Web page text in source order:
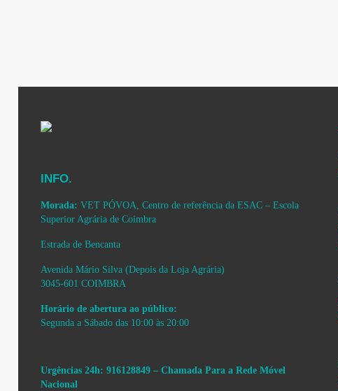
INFO.
Morada: VET PÓVOA, Centro de referência da ESAC – Escola
Superior Agrária de Coimbra
Estrada de Bencanta
Avenida Mário Silva (Depois da Loja Agrária)
3045-601 COIMBRA
Horário de abertura ao público:
Segunda a Sábado das 10:00 às 20:00
Urgências 24h: 916128849 – Chamada Para a Rede Móvel
Nacional